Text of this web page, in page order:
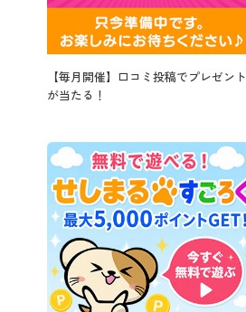
【毎月開催】口コミ投稿でプレゼント
が当たる！